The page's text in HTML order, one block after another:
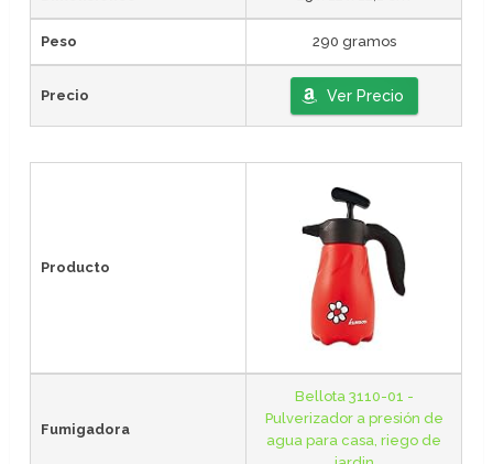
Peso 290 gramos
Precio Ver Precio
Producto
Fumigadora
Bellota 3110-01 -
Pulverizador a presión de
agua para casa, riego de